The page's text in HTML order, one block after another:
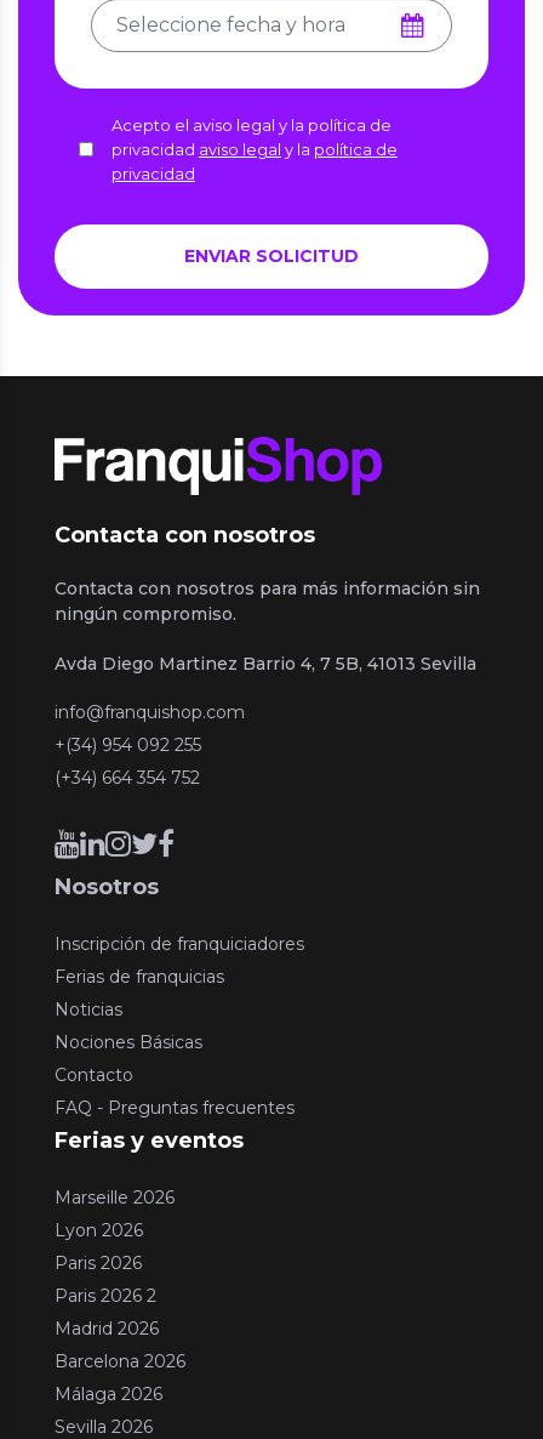
Acepto el aviso legal y la política de
privacidad aviso legal y la política de
privacidad
Contacta con nosotros
Contacta con nosotros para más información sin
ningún compromiso.
Avda Diego Martinez Barrio 4, 7 5B, 41013 Sevilla
info@franquishop.com
+(34) 954 092 255
(+34) 664 354 752
Nosotros
Inscripción de franquiciadores
Ferias de franquicias
Noticias
Nociones Básicas
Contacto
FAQ - Preguntas frecuentes
Ferias y eventos
Marseille 2026
Lyon 2026
Paris 2026
Paris 2026 2
Madrid 2026
Barcelona 2026
Málaga 2026
Sevilla 2026